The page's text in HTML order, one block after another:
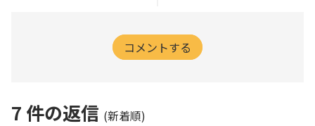
コメントする
7 件の返信 (新着順)